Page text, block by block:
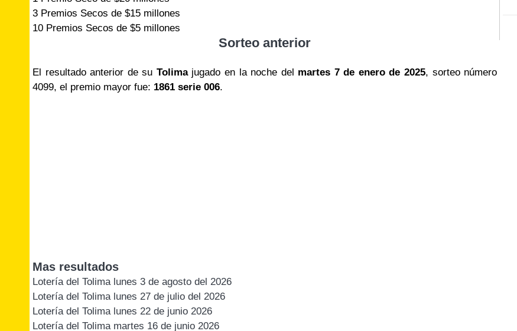
3 Premios Secos de $15 millones
10 Premios Secos de $5 millones
Sorteo anterior
El resultado anterior de su Tolimajugado en la noche del martes 7 de enero de 2025, sorteo número
4099, el premio mayor fue: 1861 serie 006.
Mas resultados
Lotería del Tolima lunes 3 de agosto del 2026
Lotería del Tolima lunes 27 de julio del 2026
Lotería del Tolima lunes 22 de junio 2026
Lotería del Tolima martes 16 de junio 2026